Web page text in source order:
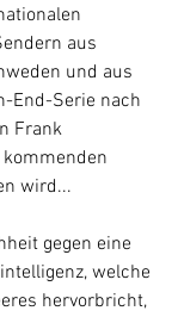
aus
und aus
End-Serie nach
Frank
wird...
gegen eine
welche
hervorbricht,